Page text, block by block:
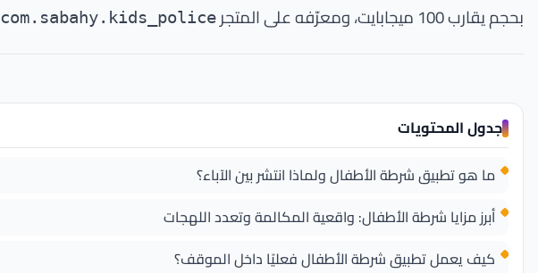
بحجم يقارب 100 ميجابايت، ومعرّفه على المتجر
com.sabahy.kids_police
جدول المحتويات
ما هو تطبيق شرطة الأطفال ولماذا انتشر بين الآباء؟
أبرز مزايا شرطة الأطفال: واقعية المكالمة وتعدد اللهجات
كيف يعمل تطبيق شرطة الأطفال فعليًا داخل الموقف؟